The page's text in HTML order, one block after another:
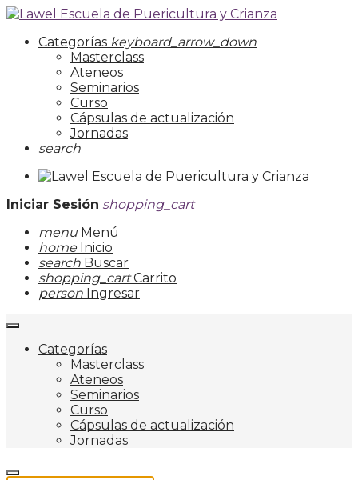
Categorías keyboard_arrow_down
Masterclass
Ateneos
Seminarios
Curso
Cápsulas de actualización
Jornadas
search
Iniciar Sesión shopping_cart
menu Menú
home Inicio
search Buscar
shopping_cart Carrito
person Ingresar
Categorías
Masterclass
Ateneos
Seminarios
Curso
Cápsulas de actualización
Jornadas